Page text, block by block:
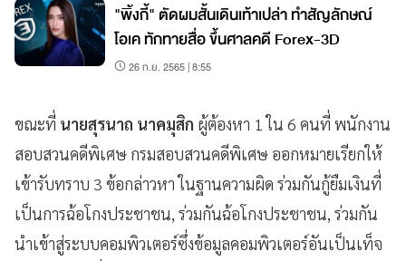
"พิ้งกี้" ตัดผมสั้นเดินเท้าเปล่า ทำสัญลักษณ์
โอเค ทักทายสื่อ ขึ้นศาลคดี Forex-3D
26 ก.ย. 2565 | 8:55
ขณะที่ นายสุรนาถ นาคมุสิก ผู้ต้องหา 1 ใน 6 คนที่ พนักงาน
สอบสวนคดีพิเศษ กรมสอบสวนคดีพิเศษ ออกหมายเรียกให้
เข้ารับทราบ 3 ข้อกล่าวหา ในฐานความผิด ร่วมกันกู้ยืมเงินที่
เป็นการฉ้อโกงประชาชน, ร่วมกันฉ้อโกงประชาชน, ร่วมกัน
นำเข้าสู่ระบบคอมพิวเตอร์ซึ่งข้อมูลคอมพิวเตอร์อันเป็นเท็จ